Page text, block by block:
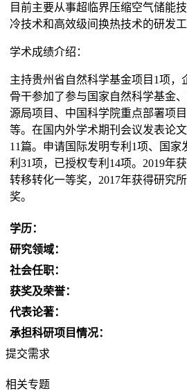
目前主要从事超临界压缩空气储能
冷技术和高效级间换热技术的研发工
学术成绩介绍：
主持贵州省自然科学基金项目1项，
骨干参加了参与国家自然科学基金
源局项目、中国科学院重点部署项
等。在国内外学术期刊会议发表论
11篇。申请国际发明专利1项、国家
利31项，已授权专利14项。2019年
转移转化一等奖，2017年获得研究
奖。
学历：
研究领域：
社会任职：
获奖及荣誉：
代表论著：
承担科研项目情况：
提交需求
相关专题